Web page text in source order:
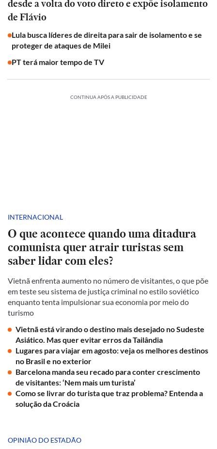
desde a volta do voto direto e expõe isolamento
de Flávio
Lula busca líderes de direita para sair de isolamento e se
proteger de ataques de Milei
PT terá maior tempo de TV
CONTINUA APÓS A PUBLICIDADE
INTERNACIONAL
O que acontece quando uma ditadura
comunista quer atrair turistas sem
saber lidar com eles?
Vietnã enfrenta aumento no número de visitantes, o que põe
em teste seu sistema de justiça criminal no estilo soviético
enquanto tenta impulsionar sua economia por meio do
turismo
Vietnã está virando o destino mais desejado no Sudeste
Asiático. Mas quer evitar erros da Tailândia
Lugares para viajar em agosto: veja os melhores destinos
no Brasil e no exterior
Barcelona manda seu recado para conter crescimento
de visitantes: ‘Nem mais um turista’
Como se livrar do turista que traz problema? Entenda a
solução da Croácia
OPINIÃO DO ESTADÃO